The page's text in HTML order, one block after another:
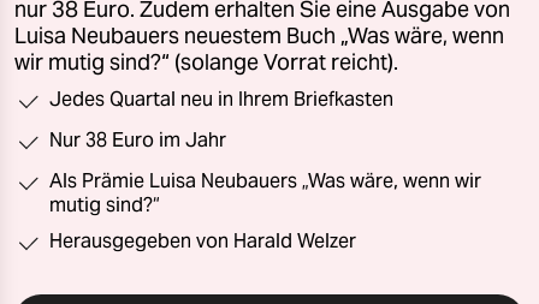
nur 38 Euro. Zudem erhalten Sie eine Ausgabe von
Luisa Neubauers neuestem Buch „Was wäre, wenn
wir mutig sind?“ (solange Vorrat reicht).
Jedes Quartal neu in Ihrem Briefkasten
Nur 38 Euro im Jahr
Als Prämie Luisa Neubauers „Was wäre, wenn wir
mutig sind?“
Herausgegeben von Harald Welzer